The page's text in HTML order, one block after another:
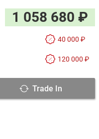
1 058 680 ₽
40 000 ₽
120 000 ₽
Trade In